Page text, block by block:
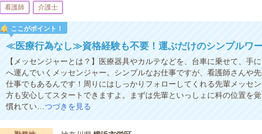
看護師 介護士
ここがポイント！
≪医療行為なし≫資格経験も不要！運ぶだけのシンプルワ
【メッセンジャーとは？】医療器具やカルテなどを、台車に乗せて、手
へ運んでいくメッセンジャー。シンプルなお仕事ですが、看護師さんや
仕事でもあるんです！周りにはしっかりフォローしてくれる先輩メッセ
方も安心してスタートできますよ。まずは先輩といっしょに科の位置を
慣れてい…つづきを見る